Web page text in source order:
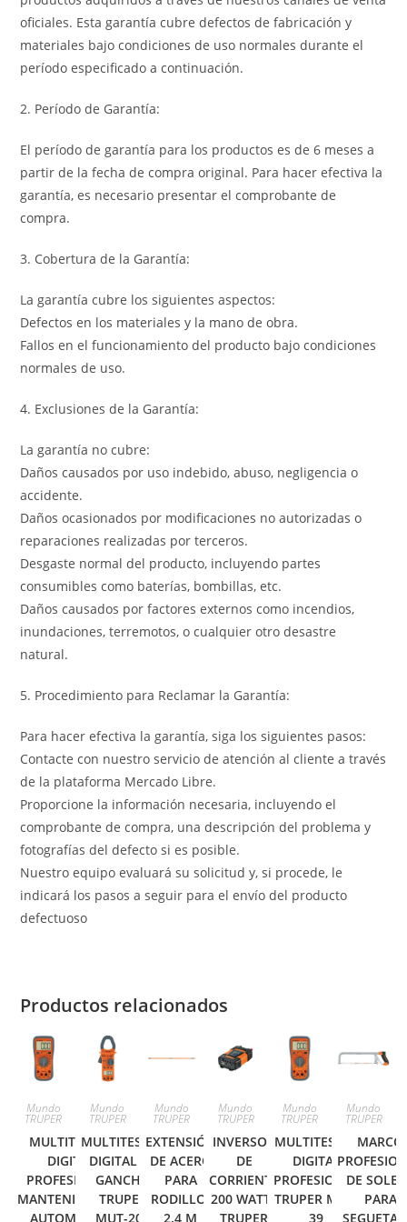
oficiales. Esta garantía cubre defectos de fabricación y
materiales bajo condiciones de uso normales durante el
período especificado a continuación.
2. Período de Garantía:
El período de garantía para los productos es de 6 meses a
partir de la fecha de compra original. Para hacer efectiva la
garantía, es necesario presentar el comprobante de
compra.
3. Cobertura de la Garantía:
La garantía cubre los siguientes aspectos:
Defectos en los materiales y la mano de obra.
Fallos en el funcionamiento del producto bajo condiciones
normales de uso.
4. Exclusiones de la Garantía:
La garantía no cubre:
Daños causados por uso indebido, abuso, negligencia o
accidente.
Daños ocasionados por modificaciones no autorizadas o
reparaciones realizadas por terceros.
Desgaste normal del producto, incluyendo partes
consumibles como baterías, bombillas, etc.
Daños causados por factores externos como incendios,
inundaciones, terremotos, o cualquier otro desastre
natural.
5. Procedimiento para Reclamar la Garantía:
Para hacer efectiva la garantía, siga los siguientes pasos:
Contacte con nuestro servicio de atención al cliente a través
de la plataforma Mercado Libre.
Proporcione la información necesaria, incluyendo el
comprobante de compra, una descripción del problema y
fotografías del defecto si es posible.
Nuestro equipo evaluará su solicitud y, si procede, le
indicará los pasos a seguir para el envío del producto
defectuoso
Productos relacionados
Mundo
TRUPER
MULTITESTER
DIGITAL
PROFESIONAL,
MANTENIMIENTO
AUTOMOTRIZ
Mundo
TRUPER
MULTITESTER
DIGITAL DE
GANCHO
TRUPER
MUT-202
Mundo
TRUPER
EXTENSIÓN
DE ACERO
PARA
RODILLO,
2.4 M
Mundo
TRUPER
INVERSOR
DE
CORRIENTE
200 WATTS
TRUPER
Mundo
TRUPER
MULTITESTER
DIGITAL
PROFESIONAL
TRUPER MUT-
39
Mundo
TRUPER
MARCO
DE
PARA
SEGUETA